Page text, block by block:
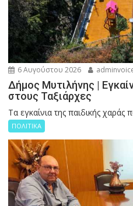
6 Αυγούστου 2026
Δήμος Μυτιλήνης |
στους Ταξιάρχες
Tα εγκαίνια της παιδικής
ΠΟΛΙΤΙΚΑ